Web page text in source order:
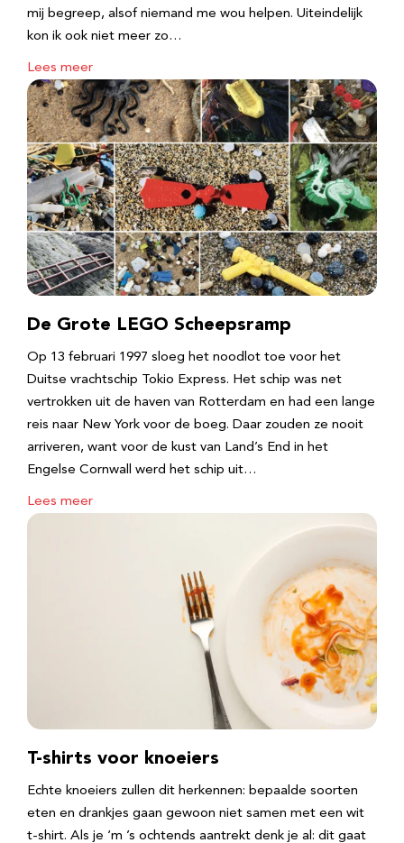
mij begreep, alsof niemand me wou helpen. Uiteindelijk
kon ik ook niet meer zo…
Lees meer
De Grote LEGO Scheepsramp
Op 13 februari 1997 sloeg het noodlot toe voor het
Duitse vrachtschip Tokio Express. Het schip was net
vertrokken uit de haven van Rotterdam en had een lange
reis naar New York voor de boeg. Daar zouden ze nooit
arriveren, want voor de kust van Land’s End in het
Engelse Cornwall werd het schip uit…
Lees meer
T-shirts voor knoeiers
Echte knoeiers zullen dit herkennen: bepaalde soorten
eten en drankjes gaan gewoon niet samen met een wit
t-shirt. Als je ‘m ’s ochtends aantrekt denk je al: dit gaat